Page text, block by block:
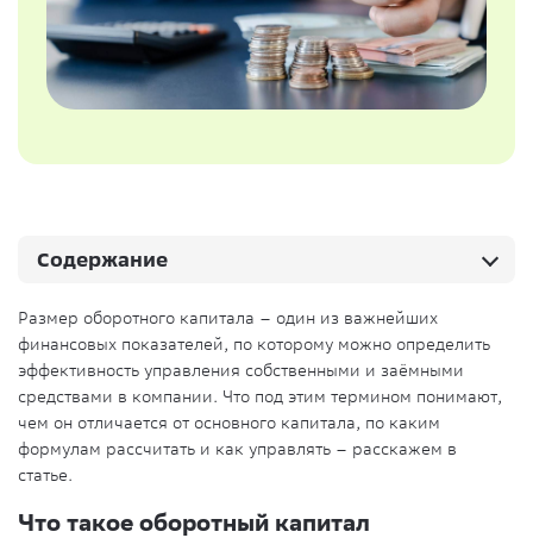
Размер оборотного капитала – один из важнейших
финансовых показателей, по которому можно определить
эффективность управления собственными и заёмными
средствами в компании. Что под этим термином понимают,
чем он отличается от основного капитала, по каким
формулам рассчитать и как управлять – расскажем в
статье.
Что такое оборотный капитал
Содержание